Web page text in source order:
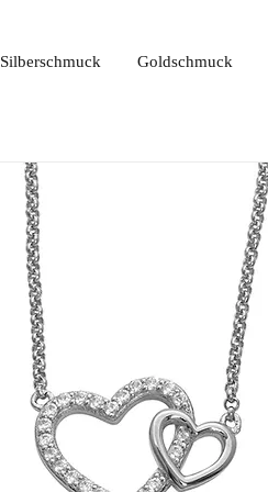
Silberschmuck Goldschmuck